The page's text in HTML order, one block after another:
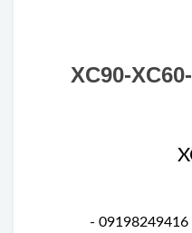
کمپرسور کولر ولوو XC90-XC60-
09198249416 -